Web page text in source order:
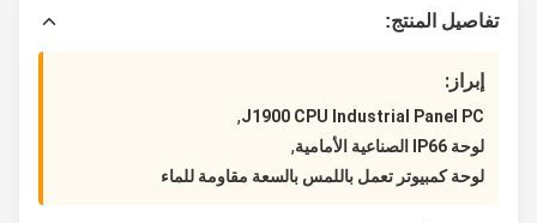
تفاصيل المنتج:
إبراز:
J1900 CPU Industrial Panel PC
,
,
لوحة كمبيوتر تعمل باللمس بالسعة مقاومة للماء